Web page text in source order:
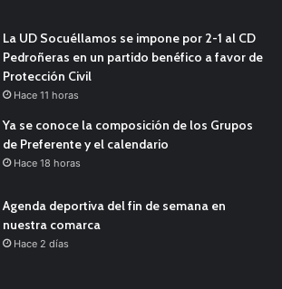
La UD Socuéllamos se impone por 2-1 al CD
Pedroñeras en un partido benéfico a favor de
Protección Civil
Hace 11 horas
Ya se conoce la composición de los Grupos
de Preferente y el calendario
Hace 18 horas
Agenda deportiva del fin de semana en
nuestra comarca
Hace 2 días